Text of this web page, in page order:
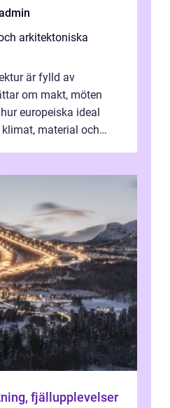
arkitektoniska
är fylld av
om makt, möten
europeiska ideal
material och